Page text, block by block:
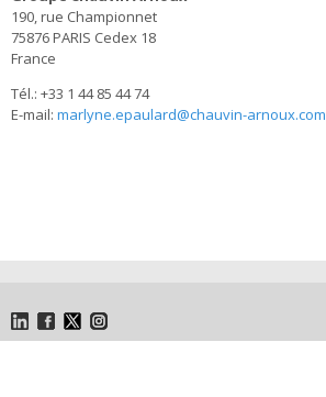
190, rue Championnet
75876 PARIS Cedex 18
France
Tél.: +33 1 44 85 44 74
E-mail: marlyne.epaulard@chauvin-arnoux.com